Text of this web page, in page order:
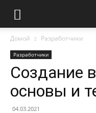
Домой Разработчики
Разработчики
Создание
основы и
04.03.2021